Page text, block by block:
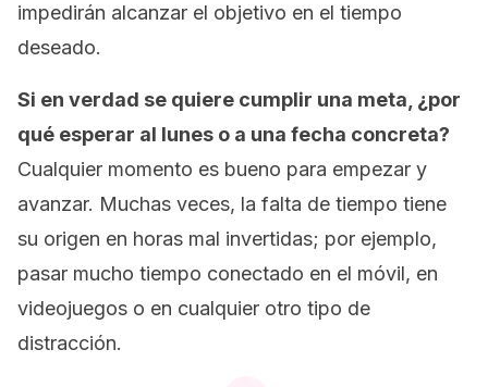
impedirán alcanzar el objetivo en el tiempo
deseado.
Si en verdad se quiere cumplir una meta, ¿por
qué esperar al lunes o a una fecha concreta?
Cualquier momento es bueno para empezar y
avanzar. Muchas veces, la falta de tiempo tiene
su origen en horas mal invertidas; por ejemplo,
pasar mucho tiempo conectado en el móvil, en
videojuegos o en cualquier otro tipo de
distracción.